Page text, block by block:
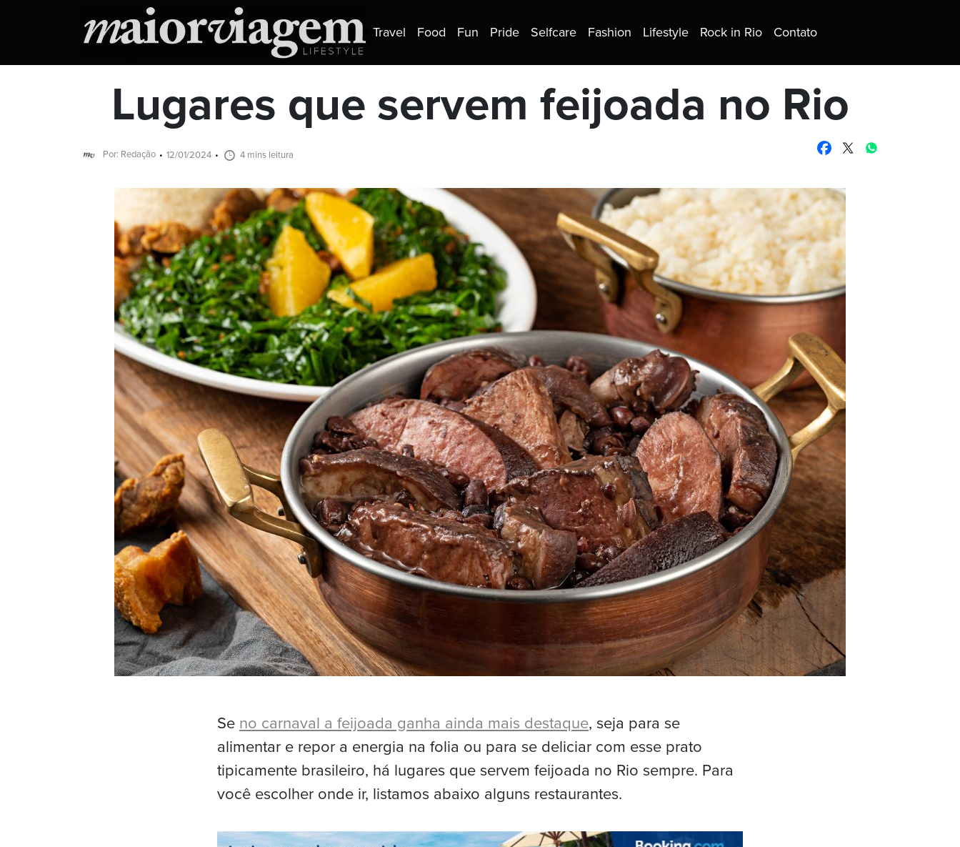
Travel Food Fun Pride Selfcare Fashion Lifestyle Rock in Rio Contato
Lugares que servem feijoada no Rio
Por: Redação 12/01/2024 4 mins leitura
Se no carnaval a feijoada ganha ainda mais destaque, seja para se
alimentar e repor a energia na folia ou para se deliciar com esse prato
tipicamente brasileiro, há lugares que servem feijoada no Rio sempre. Para
você escolher onde ir, listamos abaixo alguns restaurantes.